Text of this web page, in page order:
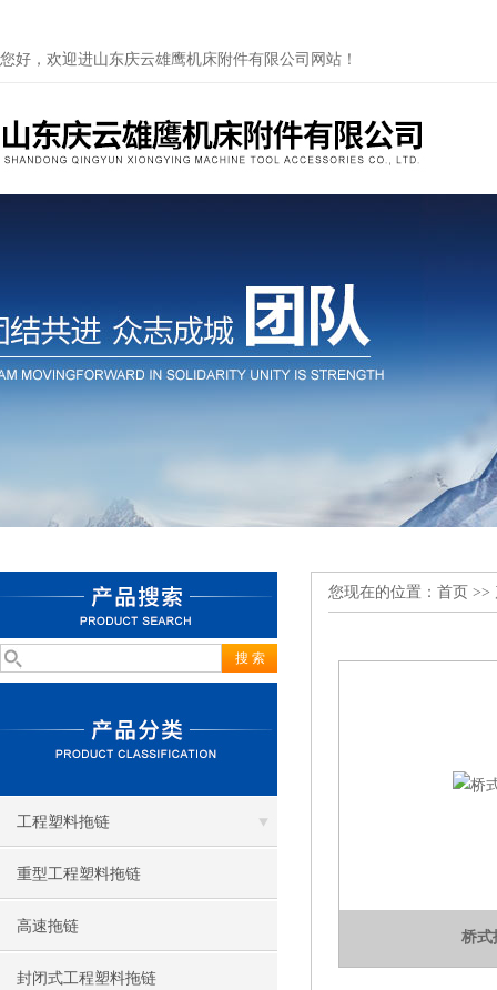
您好，欢迎进山东庆云雄鹰机床附件有限公司网站！
工程塑料拖链
重型工程塑料拖链
高速拖链
封闭式工程塑料拖链
您现在的位置： 首页 >>
桥式